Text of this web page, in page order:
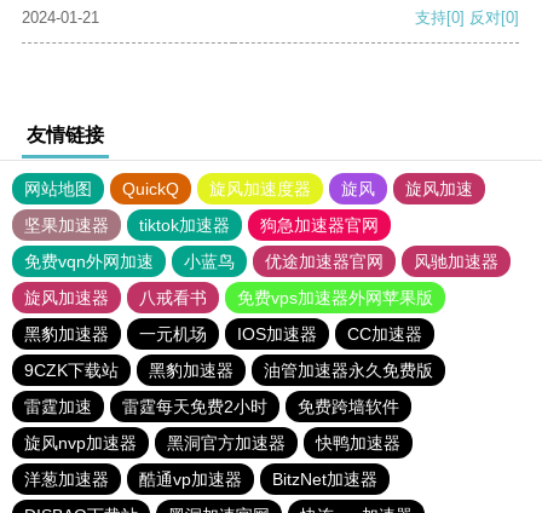
2024-01-21
支持[0] 反对[0]
友情链接
网站地图 QuickQ 旋风加速度器 旋风
旋风加速
坚果加速器
tiktok加速器
狗急加速器官网
免费vqn外网加速
小蓝鸟 优途加速器官网
风驰加速器
旋风加速器
八戒看书
免费vps加速器外网苹果版
黑豹加速器
一元机场 IOS加速器
CC加速器
9CZK下载站
黑豹加速器
油管加速器永久免费版
雷霆加速
雷霆每天免费2小时
免费跨墙软件
旋风nvp加速器
黑洞官方加速器
快鸭加速器
洋葱加速器
酷通vp加速器
BitzNet加速器